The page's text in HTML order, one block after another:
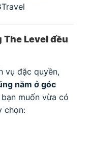
Level đều
vụ đặc quyền,
nằm ở góc
bạn muốn vừa có
chọn: